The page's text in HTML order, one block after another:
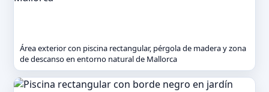
Área exterior con piscina rectangular, pérgola de madera y zona
de descanso en entorno natural de Mallorca